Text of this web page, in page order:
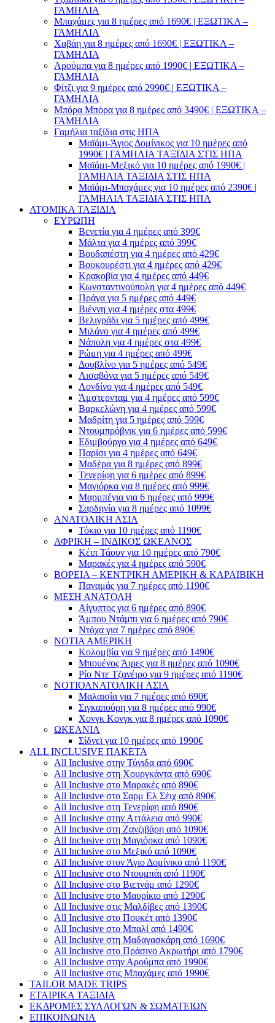
ΓΑΜΗΛΙΑ
Μπαχάμες για 8 ημέρες από 1690€ | ΕΞΩΤΙΚΑ –
ΓΑΜΗΛΙΑ
Χαβάη για 8 ημέρες από 1690€ | ΕΞΩΤΙΚΑ –
ΓΑΜΗΛΙΑ
Αρούμπα για 8 ημέρες από 1990€ | ΕΞΩΤΙΚΑ –
ΓΑΜΗΛΙΑ
Φίτζι για 9 ημέρες από 2990€ | ΕΞΩΤΙΚΑ –
ΓΑΜΗΛΙΑ
Μπόρα Μπόρα για 8 ημέρες από 3490€ | ΕΞΩΤΙΚΑ –
ΓΑΜΗΛΙΑ
Γαμήλια ταξίδια στις ΗΠΑ
Μαϊάμι-Άγιος Δομίνικος για 10 ημέρες από
1990€ | ΓΑΜΗΛΙΑ ΤΑΞΙΔΙΑ ΣΤΙΣ ΗΠΑ
Μαϊάμι-Μεξικό για 10 ημέρες από 1990€ |
ΓΑΜΗΛΙΑ ΤΑΞΙΔΙΑ ΣΤΙΣ ΗΠΑ
Μαϊάμι-Μπαχάμες για 10 ημέρες από 2390€ |
ΓΑΜΗΛΙΑ ΤΑΞΙΔΙΑ ΣΤΙΣ ΗΠΑ
ΑΤΟΜΙΚΑ ΤΑΞΙΔΙΑ
ΕΥΡΩΠΗ
Βενετία για 4 ημέρες από 399€
Μάλτα για 4 ημέρες από 399€
Βουδαπέστη για 4 ημέρες από 429€
Βουκουρέστι για 4 ημέρες από 429€
Κρακοβία για 4 ημέρες από 449€
Κωνσταντινούπολη για 4 ημέρες από 449€
Πράγα για 5 ημέρες από 449€
Βιέννη για 4 ημέρες στα 499€
Βελιγράδι για 5 ημέρες από 499€
Μιλάνο για 4 ημέρες από 499€
Νάπολη για 4 ημέρες στα 499€
Ρώμη για 4 ημέρες από 499€
Δουβλίνο για 5 ημέρες από 549€
Λισαβόνα για 5 ημέρες από 549€
Λονδίνο για 4 ημέρες από 549€
Άμστερνταμ για 4 ημέρες από 599€
Βαρκελώνη για 4 ημέρες από 599€
Μαδρίτη για 5 ημέρες από 599€
Ντουμπρόβνικ για 6 ημέρες από 599€
Εδιμβούργο για 4 ημέρες από 649€
Παρίσι για 4 ημέρες από 649€
Μαδέρα για 8 ημέρες από 899€
Τενερίφη για 6 ημέρες από 899€
Μαγιόρκα για 8 ημέρες από 999€
Μαρμπέγια για 6 ημέρες από 999€
Σαρδηνία για 8 ημέρες από 1099€
ΑΝΑΤΟΛΙΚΗ ΑΣΙΑ
Τόκιο για 10 ημέρες από 1190€
ΑΦΡΙΚΗ – ΙΝΔΙΚΟΣ ΩΚΕΑΝΟΣ
Κέιπ Τάουν για 10 ημέρες από 790€
Μαρακές για 4 ημέρες από 590€
ΒΟΡΕΙΑ – ΚΕΝΤΡΙΚΗ ΑΜΕΡΙΚΗ & ΚΑΡΑΙΒΙΚΗ
Παναμάς για 7 ημέρες από 1190€
ΜΕΣΗ ΑΝΑΤΟΛΗ
Αίγυπτος για 6 ημέρες από 890€
Άμπου Ντάμπι για 6 ημέρες από 790€
Ντόχα για 7 ημέρες από 890€
ΝΟΤΙΑ ΑΜΕΡΙΚΗ
Κολομβία για 9 ημέρες από 1490€
Μπουένος Άιρες για 8 ημέρες από 1090€
Ρίο Ντε Τζανέιρο για 9 ημέρες από 1190€
ΝΟΤΙΟΑΝΑΤΟΛΙΚΗ ΑΣΙΑ
Μαλαισία για 7 ημέρες από 690€
Σιγκαπούρη για 8 ημέρες από 990€
Χονγκ Κονγκ για 8 ημέρες από 1090€
ΩΚΕΑΝΙΑ
Σίδνεϊ για 10 ημέρες από 1990€
ALL INCLUSIVE ΠΑΚΕΤΑ
All Inclusive στην Τύνιδα από 690€
All Inclusive στη Χουργκάντα από 690€
All Inclusive στο Μαρακές από 890€
All Inclusive στο Σαρμ Ελ Σέιχ από 890€
All Inclusive στη Τενερίφη από 890€
All Inclusive στην Αττάλεια από 990€
All Inclusive στη Ζανζιβάρη από 1090€
All Inclusive στη Μαγιόρκα από 1090€
All Inclusive στο Μεξικό από 1090€
All Inclusive στον Άγιο Δομίνικο από 1190€
All Inclusive στο Ντουμπάι από 1190€
All Inclusive στο Βιετνάμ από 1290€
All Inclusive στο Μαυρίκιο από 1290€
All Inclusive στις Μαλδίβες από 1390€
All Inclusive στο Πουκέτ από 1390€
All Inclusive στο Μπαλί από 1490€
All Inclusive στη Μαδαγασκάρη από 1690€
All Inclusive στο Πράσινο Ακρωτήρι από 1790€
All Inclusive στην Αρούμπα από 1990€
All Inclusive στις Μπαχάμες από 1990€
TAILOR MADE TRIPS
ΕΤΑΙΡΙΚΑ ΤΑΞΙΔΙΑ
ΕΚΔΡΟΜΕΣ ΣΥΛΛΟΓΩΝ & ΣΩΜΑΤΕΙΩΝ
ΕΠΙΚΟΙΝΩΝΙΑ